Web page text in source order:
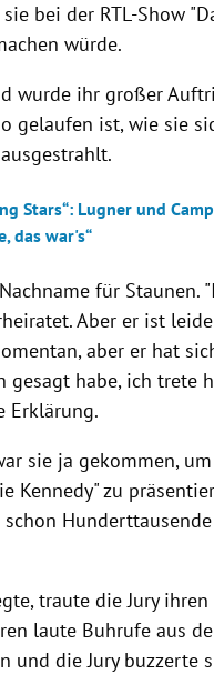
bei der RTL-Show
würde.
wurde ihr großer
gelaufen ist, wie sie
Stars“: Lugner und
das war's“
für Staunen.
Aber er ist
aber er hat
gesagt habe, ich trete
Erklärung.
sie ja gekommen,
Kennedy" zu
traute die Jury ihren
laute Buhrufe aus
und die Jury buzzerte